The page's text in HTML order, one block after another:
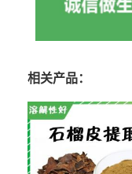
相关产品：